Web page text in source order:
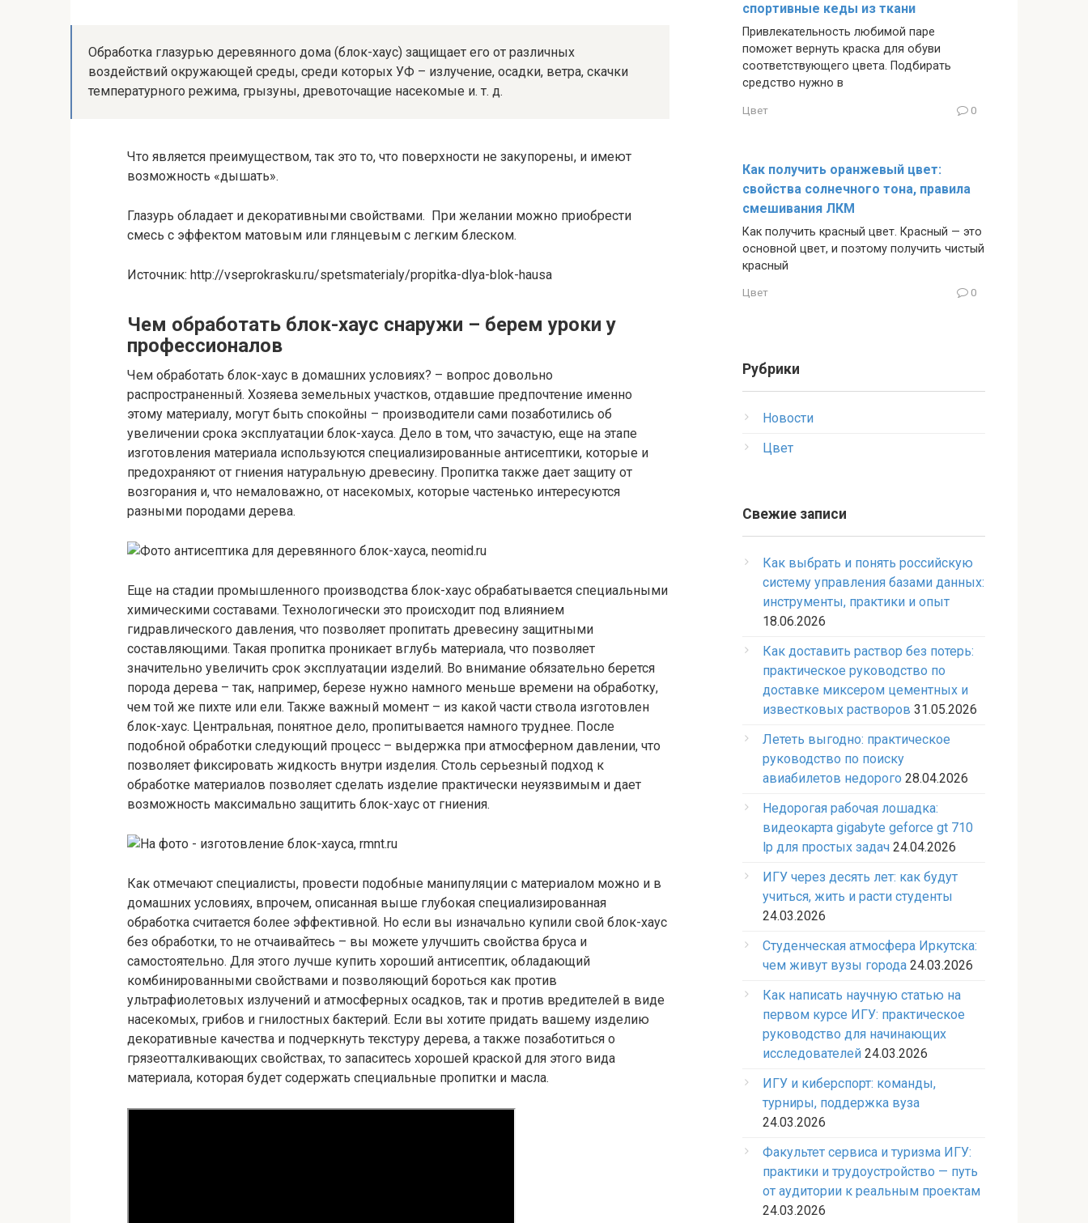
Обработка глазурью деревянного дома (блок-хаус) защищает его от различных
воздействий окружающей среды, среди которых УФ – излучение, осадки, ветра, скачки
температурного режима, грызуны, древоточащие насекомые и. т. д.
Что является преимуществом, так это то, что поверхности не закупорены, и имеют
возможность «дышать».
Глазурь обладает и декоративными свойствами. При желании можно приобрести
смесь с эффектом матовым или глянцевым с легким блеском.
Источник: http://vseprokrasku.ru/spetsmaterialy/propitka-dlya-blok-hausa
Чем обработать блок-хаус снаружи – берем уроки у
профессионалов
Чем обработать блок-хаус в домашних условиях? – вопрос довольно
распространенный. Хозяева земельных участков, отдавшие предпочтение именно
этому материалу, могут быть спокойны – производители сами позаботились об
увеличении срока эксплуатации блок-хауса. Дело в том, что зачастую, еще на этапе
изготовления материала используются специализированные антисептики, которые и
предохраняют от гниения натуральную древесину. Пропитка также дает защиту от
возгорания и, что немаловажно, от насекомых, которые частенько интересуются
разными породами дерева.
Еще на стадии промышленного производства блок-хаус обрабатывается специальными
химическими составами. Технологически это происходит под влиянием
гидравлического давления, что позволяет пропитать древесину защитными
составляющими. Такая пропитка проникает вглубь материала, что позволяет
значительно увеличить срок эксплуатации изделий. Во внимание обязательно берется
порода дерева – так, например, березе нужно намного меньше времени на обработку,
чем той же пихте или ели. Также важный момент – из какой части ствола изготовлен
блок-хаус. Центральная, понятное дело, пропитывается намного труднее. После
подобной обработки следующий процесс – выдержка при атмосферном давлении, что
позволяет фиксировать жидкость внутри изделия. Столь серьезный подход к
обработке материалов позволяет сделать изделие практически неуязвимым и дает
возможность максимально защитить блок-хаус от гниения.
Как отмечают специалисты, провести подобные манипуляции с материалом можно и в
домашних условиях, впрочем, описанная выше глубокая специализированная
обработка считается более эффективной. Но если вы изначально купили свой блок-хаус
без обработки, то не отчаивайтесь – вы можете улучшить свойства бруса и
самостоятельно. Для этого лучше купить хороший антисептик, обладающий
комбинированными свойствами и позволяющий бороться как против
ультрафиолетовых излучений и атмосферных осадков, так и против вредителей в виде
насекомых, грибов и гнилостных бактерий. Если вы хотите придать вашему изделию
декоративные качества и подчеркнуть текстуру дерева, а также позаботиться о
грязеотталкивающих свойствах, то запаситесь хорошей краской для этого вида
материала, которая будет содержать специальные пропитки и масла.
спортивные кеды из ткани
Привлекательность любимой паре
поможет вернуть краска для обуви
соответствующего цвета. Подбирать
средство нужно в
Цвет 0
Как получить оранжевый цвет:
свойства солнечного тона, правила
смешивания ЛКМ
Как получить красный цвет. Красный — это
основной цвет, и поэтому получить чистый
красный
Цвет 0
Рубрики
Новости
Цвет
Свежие записи
Как выбрать и понять российскую
систему управления базами данных:
инструменты, практики и опыт
18.06.2026
Как доставить раствор без потерь:
практическое руководство по
доставке миксером цементных и
известковых растворов 31.05.2026
Лететь выгодно: практическое
руководство по поиску
авиабилетов недорого 28.04.2026
Недорогая рабочая лошадка:
видеокарта gigabyte geforce gt 710
lp для простых задач 24.04.2026
ИГУ через десять лет: как будут
учиться, жить и расти студенты
24.03.2026
Студенческая атмосфера Иркутска:
чем живут вузы города 24.03.2026
Как написать научную статью на
первом курсе ИГУ: практическое
руководство для начинающих
исследователей 24.03.2026
ИГУ и киберспорт: команды,
турниры, поддержка вуза
24.03.2026
Факультет сервиса и туризма ИГУ:
практики и трудоустройство — путь
от аудитории к реальным проектам
24.03.2026